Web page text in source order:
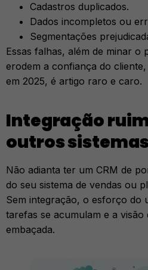
Cadastros duplicados.
Dados incompletos ou
Segmentações
Essas falhas, além de minar o
erodem a confiança do
em 2025, é artigo raro e caro.
Integração ruim
outros
Não adianta ter um CRM de
do seu sistema de vendas ou
Sem integração, o esforço do
tarefas se acumulam e a
embaçada.